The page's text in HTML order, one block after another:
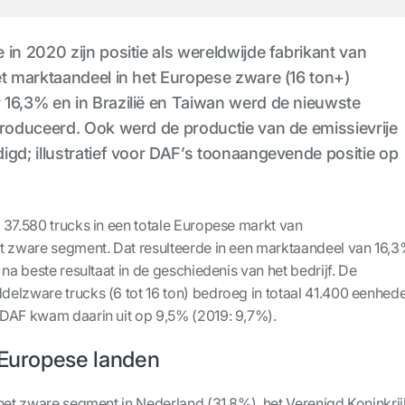
in 2020 zijn positie als wereldwijde fabrikant van
marktaandeel in het Europese zware (16 ton+)
en in Brazilië en Taiwan werd de nieuwste
Ook werd de productie van de emissievrije
illustratief voor DAF’s toonaangevende positie op
trucks in een totale Europese markt van
segment. Dat resulteerde in een marktaandeel van
beste resultaat in de geschiedenis van het bedrijf. De
trucks (6 tot 16 ton) bedroeg in totaal 41.400
kwam daarin uit op 9,5% (2019: 9,7%).
landen